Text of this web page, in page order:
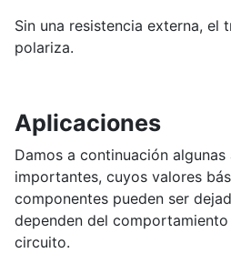
Sin una resistencia externa, el
polariza.
Aplicaciones
Damos a continuación
importantes, cuyos valores
componentes pueden ser
dependen del
circuito.